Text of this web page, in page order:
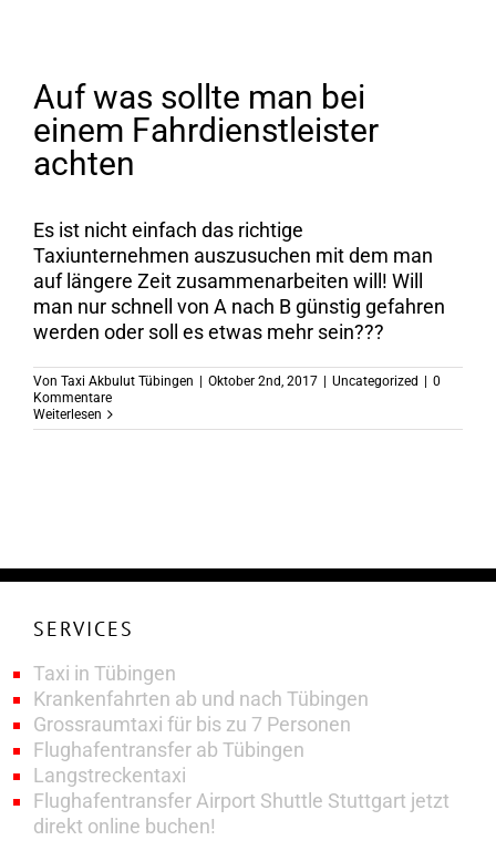
Auf was sollte man bei
einem Fahrdienstleister
achten
Es ist nicht einfach das richtige
Taxiunternehmen auszusuchen mit dem man
auf längere Zeit zusammenarbeiten will! Will
man nur schnell von A nach B günstig gefahren
werden oder soll es etwas mehr sein???
Von Taxi Akbulut Tübingen Oktober 2nd, 2017 Uncategorized
0
Kommentare
Weiterlesen
SERVICES
Taxi in Tübingen
Krankenfahrten ab und nach Tübingen
Grossraumtaxi für bis zu 7 Personen
Flughafentransfer ab Tübingen
Langstreckentaxi
Flughafentransfer Airport Shuttle Stuttgart jetzt
direkt online buchen!